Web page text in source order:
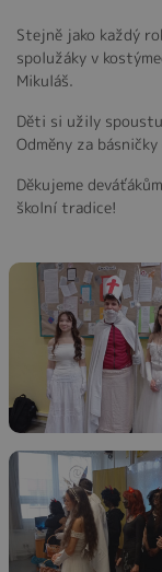
Stejně jako každý
spolužáky v
Mikuláš.
Děti si užily
Odměny za
Děkujeme
školní tradice!